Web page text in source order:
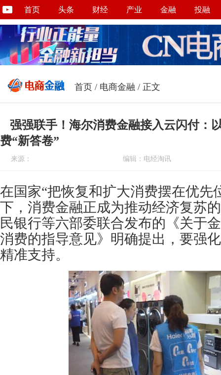
首页 头条 财经 产业 金融 投融
首页 / 电商金融 / 正文
强强联手！海尔消费金融接入云闪付：
费“新答卷”
来源： 编辑：电经淘讯
在国家“把恢复和扩大消费摆在优先
下，消费金融正成为推动经济复苏
民银行等六部委联合发布的《关于
消费的指导意见》明确提出，要强
精准支持。